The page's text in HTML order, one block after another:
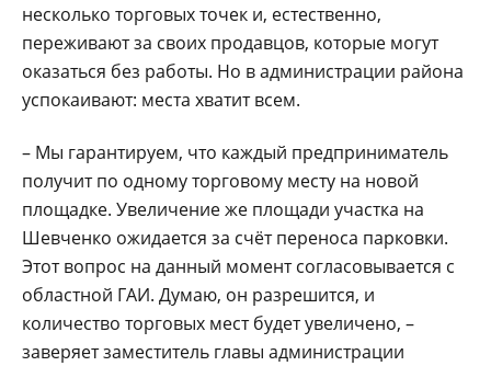
несколько торговых точек и, естественно,
переживают за своих продавцов, которые могут
оказаться без работы. Но в администрации района
успокаивают: места хватит всем.
– Мы гарантируем, что каждый предприниматель
получит по одному торговому месту на новой
площадке. Увеличение же площади участка на
Шевченко ожидается за счёт переноса парковки.
Этот вопрос на данный момент согласовывается с
областной ГАИ. Думаю, он разрешится, и
количество торговых мест будет увеличено, –
заверяет заместитель главы администрации